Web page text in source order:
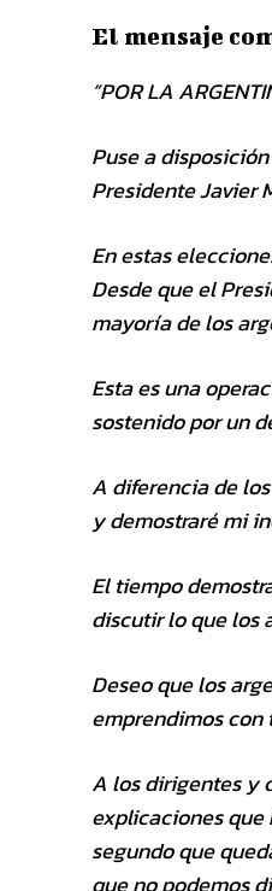
El mensaje
“POR LA
Puse a
Presidente Javier
En estas
Desde que el
mayoría de los
Esta es una
sostenido por un
A diferencia de
y demostraré mi
El tiempo
discutir lo que los
Deseo que los
emprendimos con
A los dirigentes y
explicaciones que
segundo que